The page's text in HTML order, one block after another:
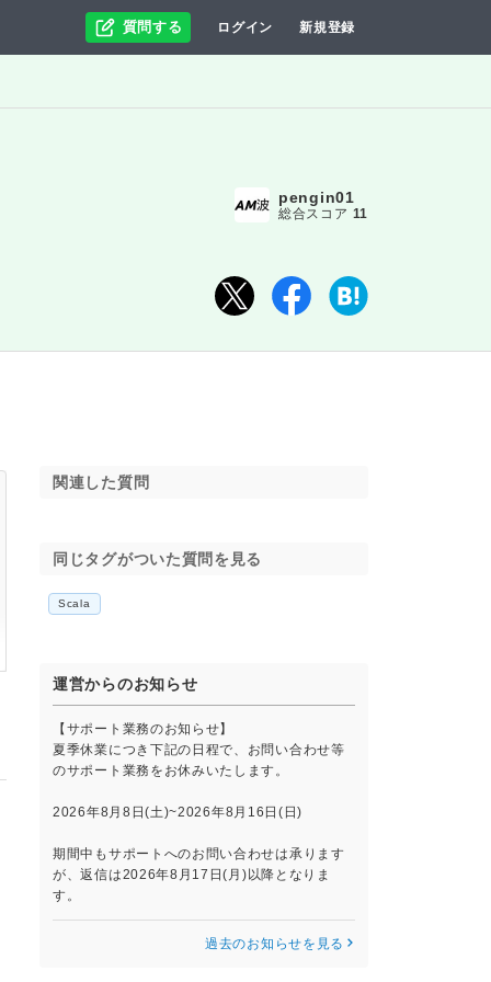
質問する ログイン 新規登録
pengin01
総合スコア 11
関連した質問
同じタグがついた質問を見る
Scala
運営からのお知らせ
【サポート業務のお知らせ】
夏季休業につき下記の日程で、お問い合わせ等
のサポート業務をお休みいたします。
2026年8月8日(土)~2026年8月16日(日)
期間中もサポートへのお問い合わせは承ります
が、返信は2026年8月17日(月)以降となりま
す。
過去のお知らせを見る